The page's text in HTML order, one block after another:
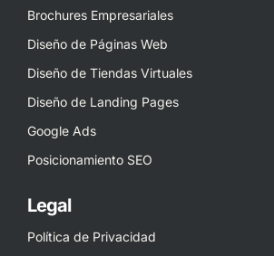
Brochures Empresariales
Diseño de Páginas Web
Diseño de Tiendas Virtuales
Diseño de Landing Pages
Google Ads
Posicionamiento SEO
Legal
Política de Privacidad